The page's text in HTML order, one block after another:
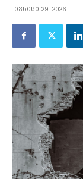
ივნისი 29, 2026